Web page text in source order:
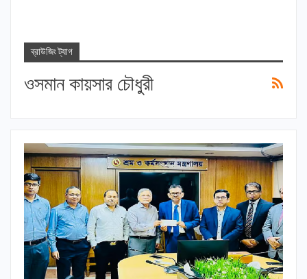
ব্রাউজিং ট্যাগ
ওসমান কায়সার চৌধুরী